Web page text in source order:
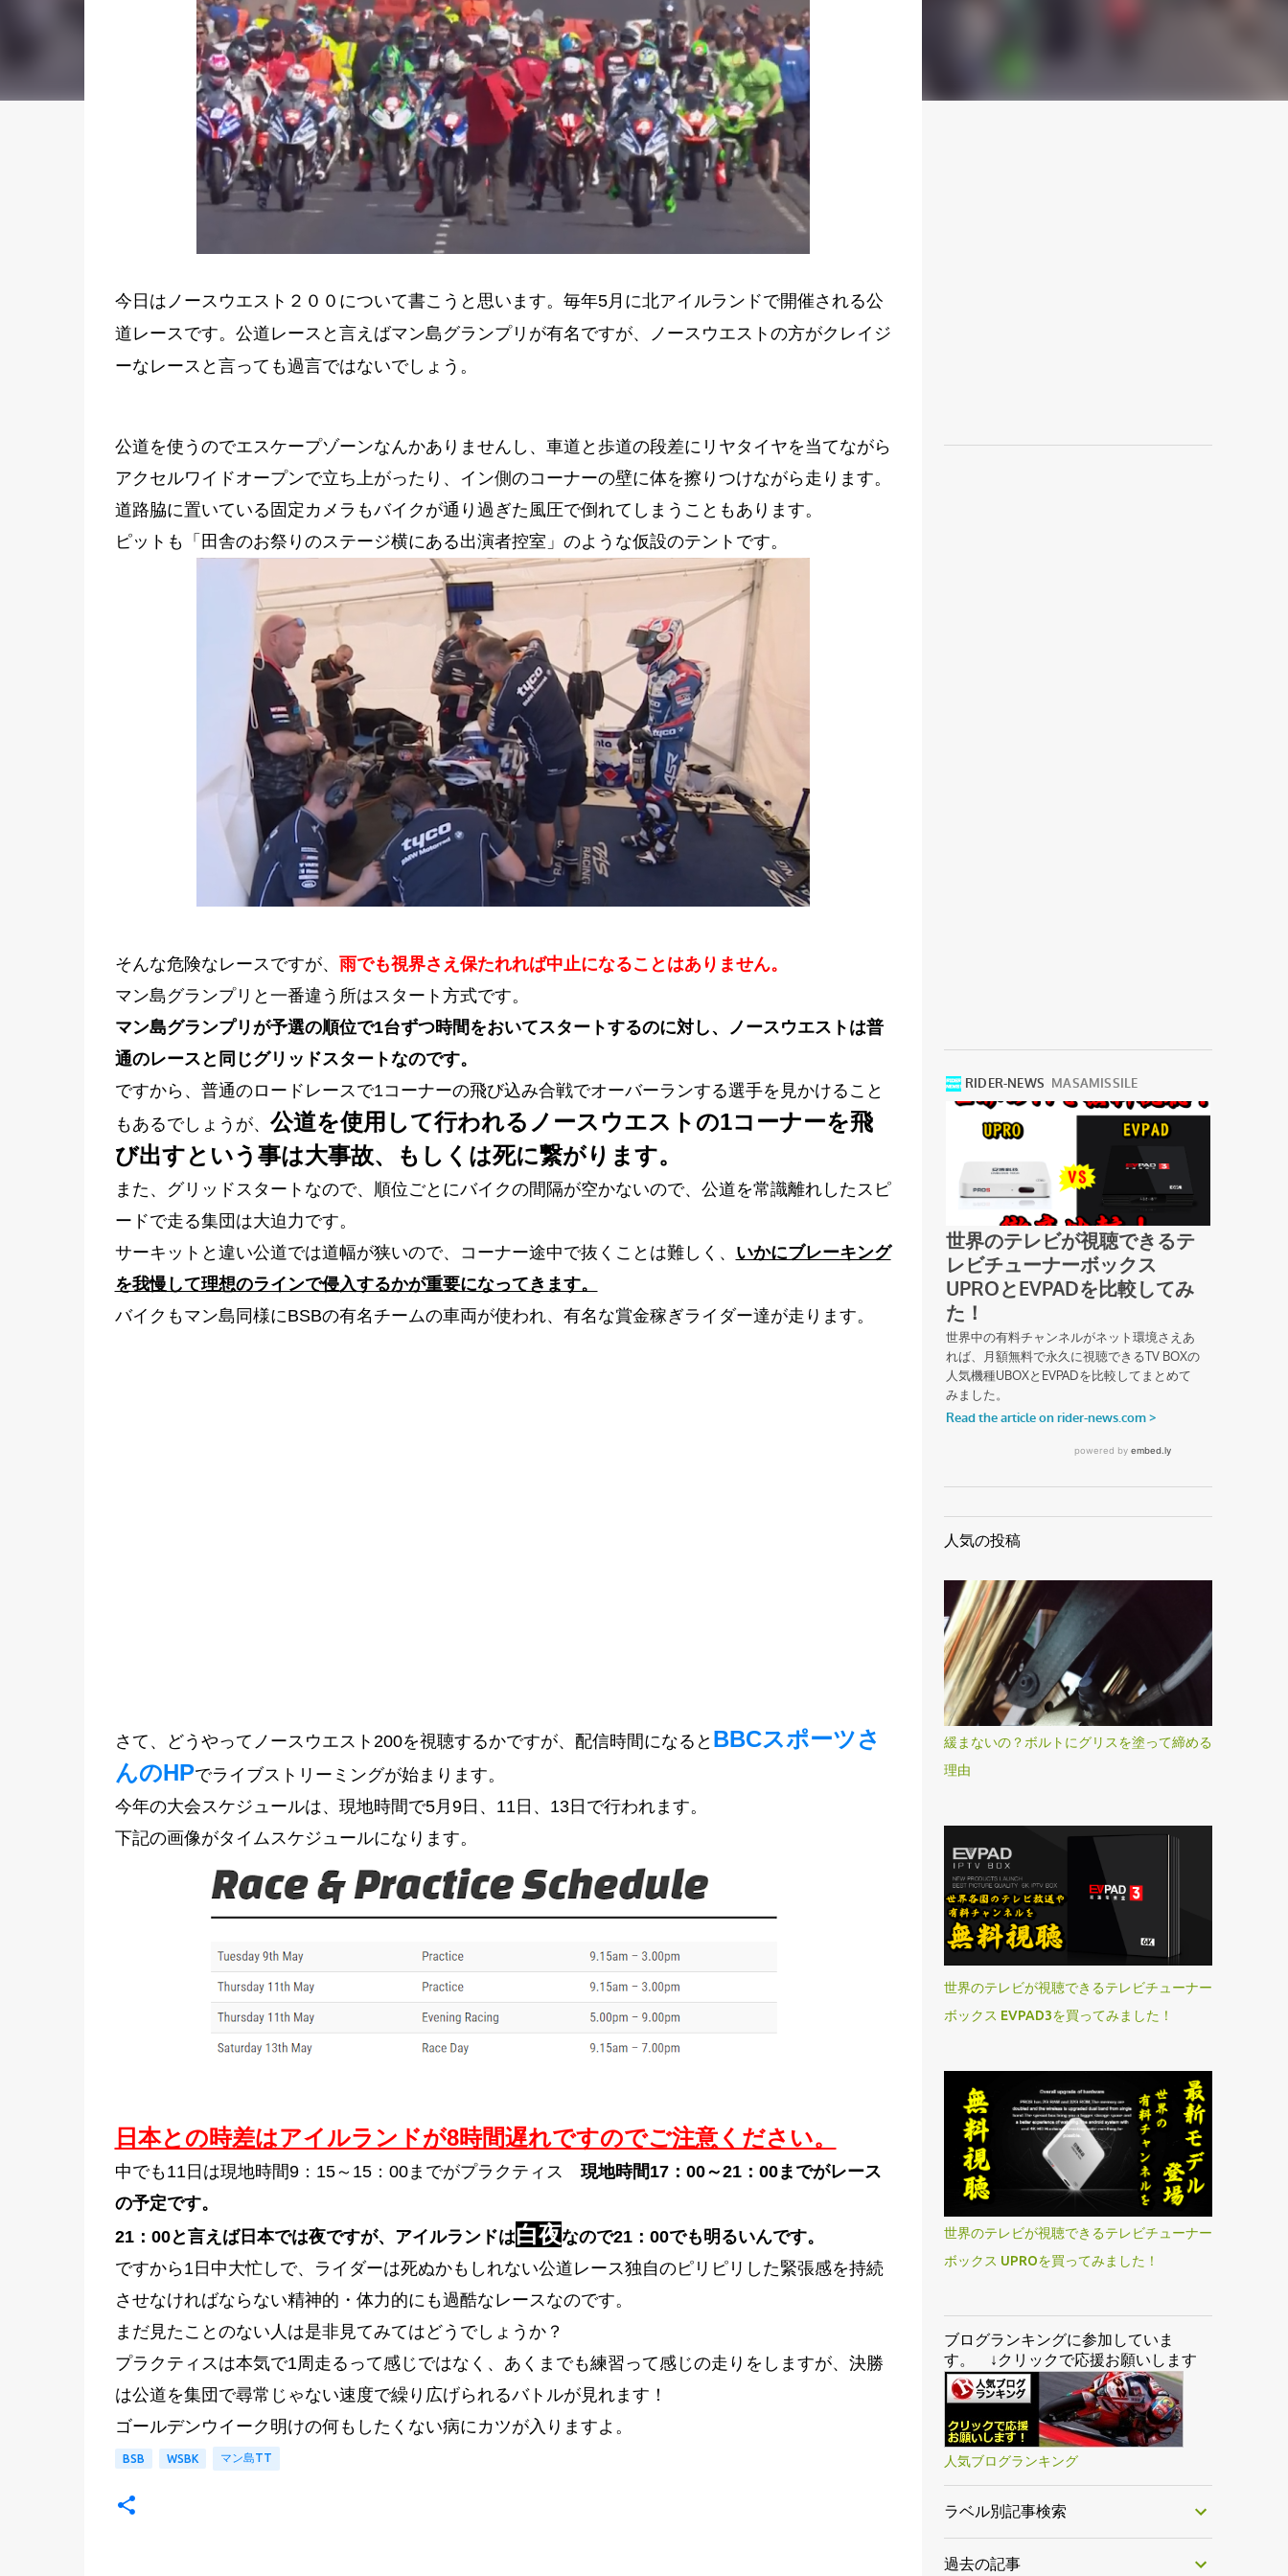
今日はノースウエスト２００について書こうと思います。 毎年5月に北アイルランドで開催される公
道レースです。 公道レースと言えばマン島グランプリが有名ですが、ノースウエストの方がクレイジ
ーなレースと言っても過言ではないでしょう。
公道を使うのでエスケープゾーンなんかありませんし、車道と歩道の段差にリヤタイヤを当てながら
アクセルワイドオープンで立ち上がったり、イン側のコーナーの壁に体を擦りつけながら走ります。
道路脇に置いている固定カメラもバイクが通り過ぎた風圧で倒れてしまうこともあります。
ピットも「田舎のお祭りのステージ横にある出演者控室」のような仮設のテントです。
そんな危険なレースですが、 雨でも視界さえ保たれれば中止になることはありません。
マン島グランプリと一番違う所はスタート方式です。
マン島グランプリが予選の順位で1台ずつ時間をおいてスタートするのに対し、ノースウエストは普
通のレースと同じグリッドスタートなのです。
ですから、普通のロードレースで1コーナーの飛び込み合戦でオーバーランする選手を見かけること
もあるでしょうが、 公道を使用して行われるノースウエストの1コーナーを飛
び出すという事は大事故、もしくは死に繋がります。
また、グリッドスタートなので、順位ごとにバイクの間隔が空かないので、公道を常識離れしたスピ
ードで走る集団は大迫力です。
サーキットと違い公道では道幅が狭いので、コーナー途中で抜くことは難しく、 いかにブレーキング
を我慢して理想のラインで侵入するかが重要になってきます。
バイクもマン島同様にBSBの有名チームの車両が使われ、有名な賞金稼ぎライダー達が走ります。
さて、どうやってノースウエスト200を視聴するかですが、配信時間になると BBCスポーツさ
んのHPでライブストリーミングが始まります。
今年の大会スケジュールは、現地時間で5月9日、11日、13日で行われます。
下記の画像がタイムスケジュールになります。
日本との時差はアイルランドが8時間遅れですのでご注意ください。
中でも11日は現地時間9：15～15：00までがプラクティス 現地時間17：00～21：00までがレース
の予定です。
21：00と言えば日本では夜ですが、アイルランドは白夜なので21：00でも明るいんです。
ですから1日中大忙しで、ライダーは死ぬかもしれない公道レース独自のピリピリした緊張感を持続
させなければならない精神的・体力的にも過酷なレースなのです。
まだ見たことのない人は是非見てみてはどうでしょうか？
プラクティスは本気で1周走るって感じではなく、あくまでも練習って感じの走りをしますが、決勝
は公道を集団で尋常じゃない速度で繰り広げられるバトルが見れます！
ゴールデンウイーク明けの何もしたくない病にカツが入りますよ。
BSB WSBK マン島TT
人気の投稿
緩まないの？ボルトにグリスを塗って締める
理由
世界のテレビが視聴できるテレビチューナー
ボックス EVPAD3を買ってみました！
世界のテレビが視聴できるテレビチューナー
ボックス UPROを買ってみました！
ブログランキングに参加していま
す。 ↓クリックで応援お願いします
人気ブログランキング
ラベル別記事検索
過去の記事